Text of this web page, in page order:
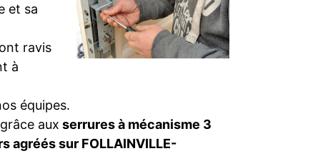
et sa
ravis
à
équipes.
aux serrures à mécanisme 3
agréés sur FOLLAINVILLE-